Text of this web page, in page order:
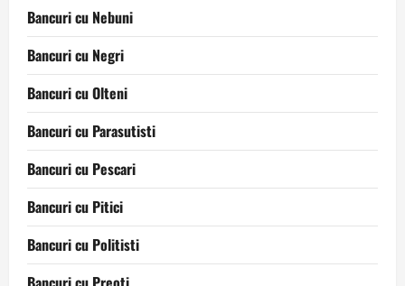
Bancuri cu Nebuni
Bancuri cu Negri
Bancuri cu Olteni
Bancuri cu Parasutisti
Bancuri cu Pescari
Bancuri cu Pitici
Bancuri cu Politisti